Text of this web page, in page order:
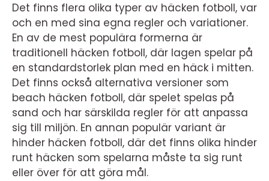
Det finns flera olika typer av häcken fotboll, var
och en med sina egna regler och variationer.
En av de mest populära formerna är
traditionell häcken fotboll, där lagen spelar på
en standardstorlek plan med en häck i mitten.
Det finns också alternativa versioner som
beach häcken fotboll, där spelet spelas på
sand och har särskilda regler för att anpassa
sig till miljön. En annan populär variant är
hinder häcken fotboll, där det finns olika hinder
runt häcken som spelarna måste ta sig runt
eller över för att göra mål.